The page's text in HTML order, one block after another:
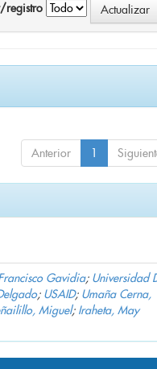
registro
Anterior 1
Gavidia; Universidad
; USAID; Umaña Cerna,
Miguel; Iraheta, May